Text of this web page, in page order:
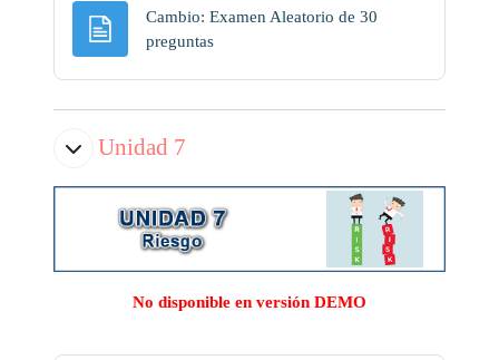
Cambio: Examen Aleatorio de 30
preguntasPágina
Unidad 7
No disponible en versión DEMO